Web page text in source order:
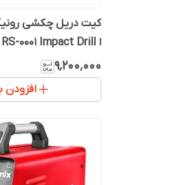
ا RONIX RS-0001 Impact Drill
۹٬۲۰۰٬۰۰۰
افزودن